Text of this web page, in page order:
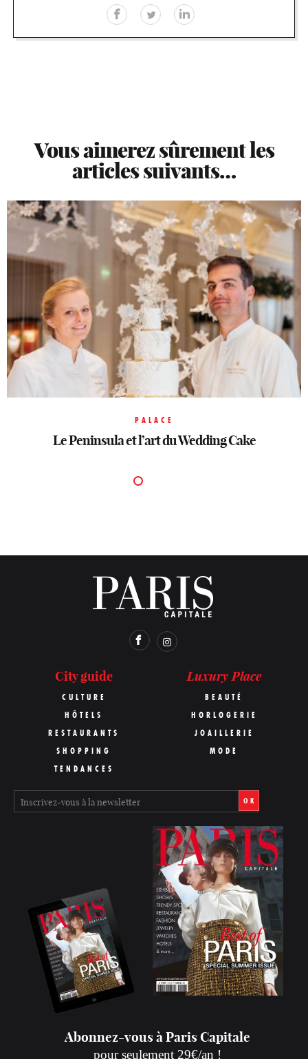
Vous aimerez sûrement les
articles suivants…
PALACE
Le Peninsula et l’art du Wedding Cake
City guide
CULTURE
HÔTELS
RESTAURANTS
SHOPPING
TENDANCES
Luxury Place
BEAUTÉ
HORLOGERIE
JOAILLERIE
MODE
OK
Abonnez-vous à Paris Capitale
pour seulement 29€/an !